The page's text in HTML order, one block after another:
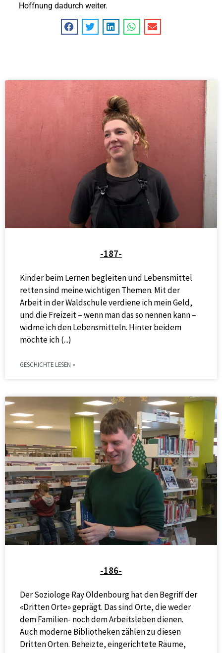
Hoffnung dadurch weiter.
-187-
Kinder beim Lernen begleiten und Lebensmittel
retten sind meine wichtigen Themen. Mit der
Arbeit in der Waldschule verdiene ich mein Geld,
und die Freizeit – wenn man das so nennen kann –
widme ich den Lebensmitteln. Hinter beidem
möchte ich
GESCHICHTE LESEN »
-186-
Der Soziologe Ray Oldenbourg hat den Begriff der
«Dritten Orte» geprägt. Das sind Orte, die weder
dem Familien- noch dem Arbeitsleben dienen.
Auch moderne Bibliotheken zählen zu diesen
Dritten Orten. Beheizte, eingerichtete Räume,